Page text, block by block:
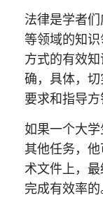
法律是学者
等领域的知
方式的有效
确，具体，
要求和指导方
如果一个大
其他任务，
术文件上，
完成有效率